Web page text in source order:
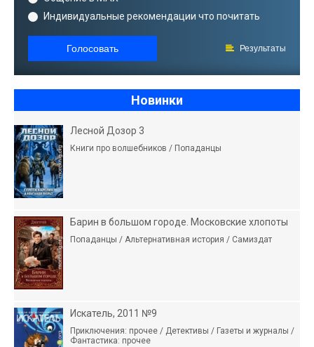
Индивидуальные рекомендации что почитать
Голосовать Результаты
Новинки
Лесной Дозор 3
Книги про волшебников / Попаданцы
Барин в большом городе. Московские хлопоты
Попаданцы / Альтернативная история / Самиздат
Искатель, 2011 №9
Приключения: прочее / Детективы / Газеты и журналы /
Фантастика: прочее